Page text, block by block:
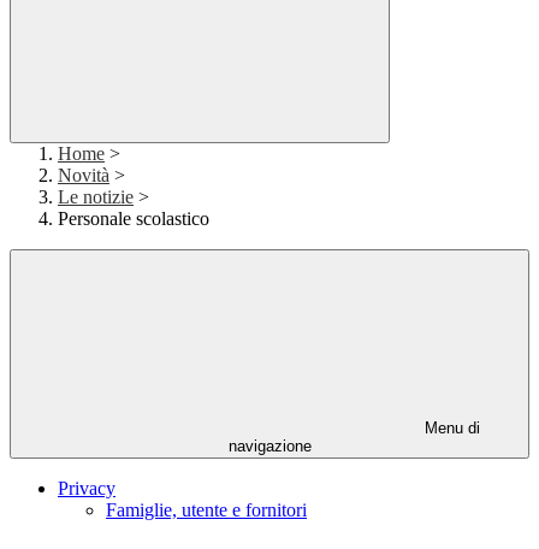
Home >
Novità >
Le notizie >
Personale scolastico
Menu di
navigazione
Privacy
Famiglie, utente e fornitori